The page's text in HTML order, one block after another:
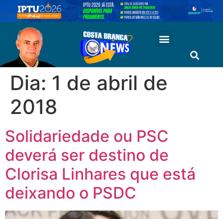
Dia: 1 de abril de
2018
Solidariedade ou PSC
deverá ser destino de
Clorisa Linhares que está
deixando o PSDC